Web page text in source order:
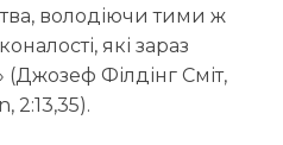
володіючи тими ж
які зараз
(Джозеф Філдінг Сміт,
2:13,35).